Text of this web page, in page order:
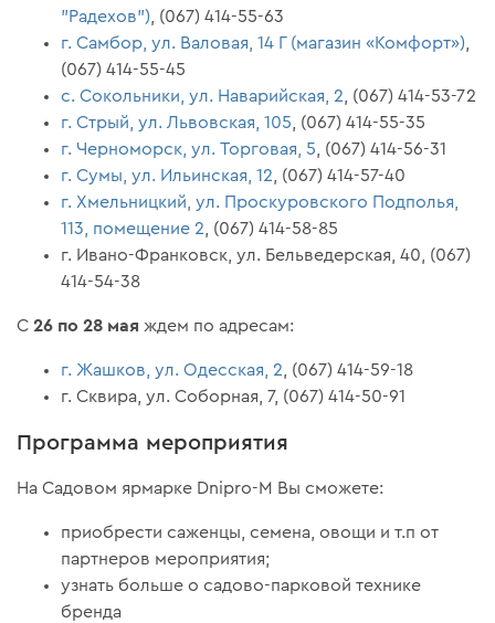
"Радехов") , (067) 414-55-63
г. Самбор, ул. Валовая, 14 Г (магазин «Комфорт»)
(067) 414-55-45
с. Сокольники, ул. Наварийская, 2 , (067) 414-53-72
г. Стрый, ул. Львовская, 105 , (067) 414-55-35
г. Черноморск, ул. Торговая, 5 , (067) 414-56-31
г. Сумы, ул. Ильинская, 12 , (067) 414-57-40
г. Хмельницкий, ул. Проскуровского Подполья,
113, помещение 2 , (067) 414-58-85
г. Ивано-Франковск, ул. Бельведерская, 40, (067)
414-54-38
С26 по 28 мая ждем по адресам:
г. Жашков, ул. Одесская, 2 , (067) 414-59-18
г. Сквира, ул. Соборная, 7, (067) 414-50-91
Программа мероприятия
На Садовом ярмарке Dnipro-M Вы сможете:
приобрести саженцы, семена, овощи и т.п от
партнеров мероприятия;
узнать больше о садово-парковой технике
бренда